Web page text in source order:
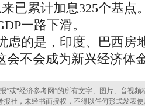
已累计加息325个基点
一路下滑。
的是，印度、巴西房
会不会成为新兴经济体
“经济参考网”的所有文字、图片、音视频
报社，未经书面授权，不得以任何形式发表